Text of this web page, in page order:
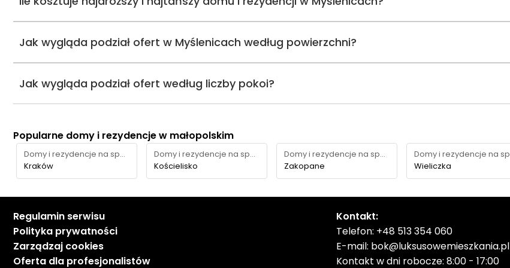
Jak wygląda podział ofert w Myślenicach według powierzchni?
Jak wygląda podział ofert według liczby pokoi?
Popularne domy i rezydencje w małopolskim
Domy i rezydencje na sprzedaż
Kraków
Domy i rezydencje na sprzedaż
Kościelisko
Domy i rezydencje na sprzedaż
Zakopane
Wieliczka
Regulamin serwisu
Polityka prywatności
Zarządzaj cookies
Oferta dla profesjonalistów
Kontakt:
Telefon: +48 513 354 060
E-mail: bok@luksusowemieszkania.pl
Kontakt w dni robocze: 8:00 - 17:00